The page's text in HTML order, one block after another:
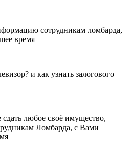
сотрудникам ломбарда,
время
и как узнать залогового
любое своё имущество,
Ломбарда, с Вами